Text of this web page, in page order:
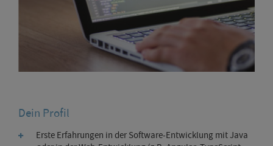
Dein Profil
Erste Erfahrungen in der Software-Entwicklung mit Java